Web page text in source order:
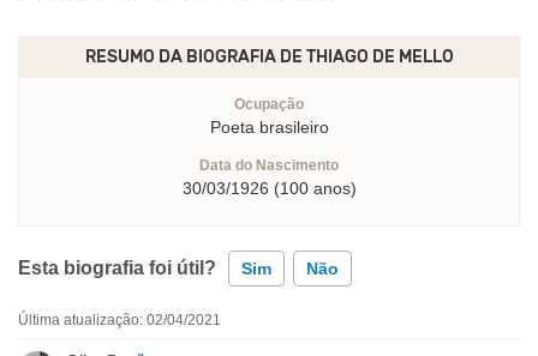
RESUMO DA BIOGRAFIA DE THIAGO DE MELLO
Ocupação
Poeta brasileiro
Data do Nascimento
30/03/1926 (100 anos)
Esta biografia foi útil? Sim Não
Última atualização: 02/04/2021